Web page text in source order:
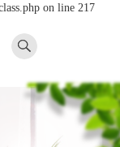
on line 217